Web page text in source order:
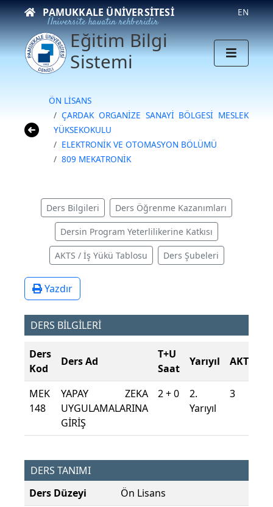
PAMUKKALE ÜNIVERSITESI
Üniversite hayatın rehberidir
EN
Eğitim Bilgi
Sistemi
ÖN LİSANS
ÇARDAK ORGANİZE SANAYİ BÖLGESİ MESLEK
YÜKSEKOKULU
ELEKTRONİK VE OTOMASYON BÖLÜMÜ
809 MEKATRONİK
Ders Bilgileri Ders Öğrenme Kazanımları
Dersin Program Yeterlilikerine Katkısı
AKTS / İş Yükü Tablosu Ders Şubeleri
Yazdır
DERS BİLGİLERİ
Ders
Kod
Ders Ad
T+U
Saat
Yarıyıl AKTS
MEK
148
YAPAY ZEKA
UYGULAMALARINA
GİRİŞ
2 + 0
2.
Yarıyıl
3
DERS TANIMI
Ders Düzeyi
Ön Lisans